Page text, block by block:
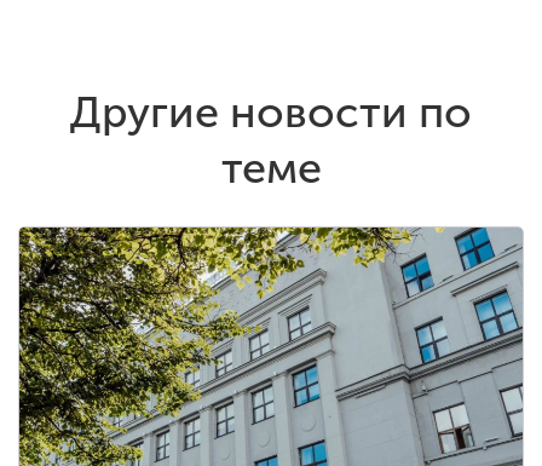
Другие новости по
теме